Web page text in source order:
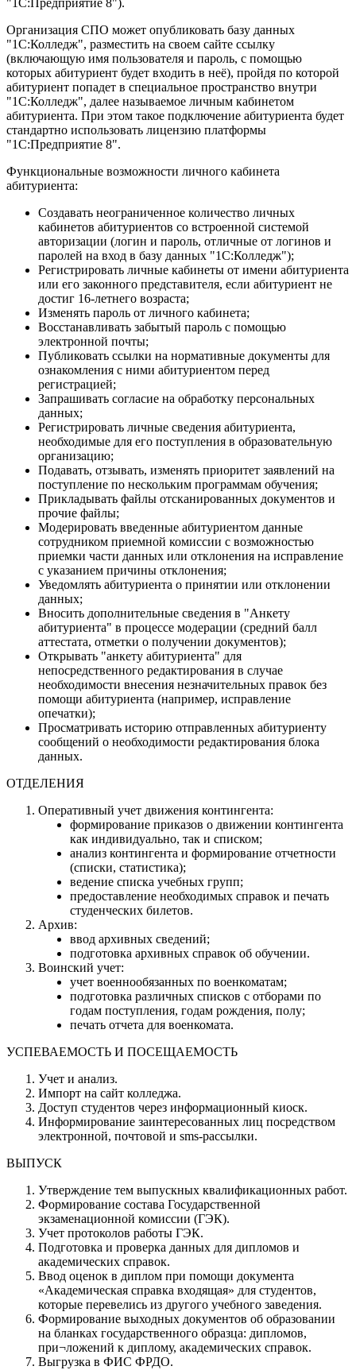
"1С:Предприятие 8").
Организация СПО может опубликовать базу данных
"1С:Колледж", разместить на своем сайте ссылку
(включающую имя пользователя и пароль, с помощью
которых абитуриент будет входить в неё), пройдя по которой
абитуриент попадет в специальное пространство внутри
"1С:Колледж", далее называемое личным кабинетом
абитуриента. При этом такое подключение абитуриента будет
стандартно использовать лицензию платформы
"1С:Предприятие 8".
Функциональные возможности личного кабинета
абитуриента:
Создавать неограниченное количество личных
кабинетов абитуриентов со встроенной системой
авторизации (логин и пароль, отличные от логинов и
паролей на вход в базу данных "1С:Колледж");
Регистрировать личные кабинеты от имени абитуриента
или его законного представителя, если абитуриент не
достиг 16-летнего возраста;
Изменять пароль от личного кабинета;
Восстанавливать забытый пароль с помощью
электронной почты;
Публиковать ссылки на нормативные документы для
ознакомления с ними абитуриентом перед
регистрацией;
Запрашивать согласие на обработку персональных
данных;
Регистрировать личные сведения абитуриента,
необходимые для его поступления в образовательную
организацию;
Подавать, отзывать, изменять приоритет заявлений на
поступление по нескольким программам обучения;
Прикладывать файлы отсканированных документов и
прочие файлы;
Модерировать введенные абитуриентом данные
сотрудником приемной комиссии с возможностью
приемки части данных или отклонения на исправление
с указанием причины отклонения;
Уведомлять абитуриента о принятии или отклонении
данных;
Вносить дополнительные сведения в "Анкету
абитуриента" в процессе модерации (средний балл
аттестата, отметки о получении документов);
Открывать "анкету абитуриента" для
непосредственного редактирования в случае
необходимости внесения незначительных правок без
помощи абитуриента (например, исправление
опечатки);
Просматривать историю отправленных абитуриенту
сообщений о необходимости редактирования блока
данных.
ОТДЕЛЕНИЯ
Оперативный учет движения контингента:
формирование приказов о движении контингента
как индивидуально, так и списком;
анализ контингента и формирование отчетности
(списки, статистика);
ведение списка учебных групп;
предоставление необходимых справок и печать
студенческих билетов.
Архив:
ввод архивных сведений;
подготовка архивных справок об обучении.
Воинский учет:
учет военнообязанных по военкоматам;
подготовка различных списков с отборами по
годам поступления, годам рождения, полу;
печать отчета для военкомата.
УСПЕВАЕМОСТЬ И ПОСЕЩАЕМОСТЬ
Учет и анализ.
Импорт на сайт колледжа.
Доступ студентов через информационный киоск.
Информирование заинтересованных лиц посредством
электронной, почтовой и sms-рассылки.
ВЫПУСК
Утверждение тем выпускных квалификационных работ.
Формирование состава Государственной
экзаменационной комиссии (ГЭК).
Учет протоколов работы ГЭК.
Подготовка и проверка данных для дипломов и
академических справок.
Ввод оценок в диплом при помощи документа
«Академическая справка входящая» для студентов,
которые перевелись из другого учебного заведения.
Формирование выходных документов об образовании
на бланках государственного образца: дипломов,
при¬ложений к диплому, академических справок.
Выгрузка в ФИС ФРДО.